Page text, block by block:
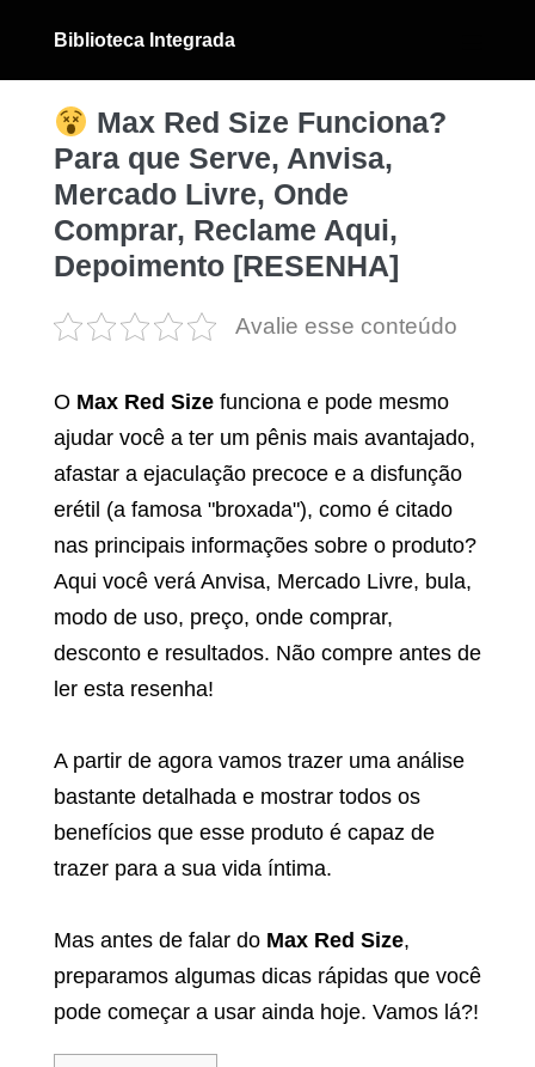
o
conteúdo
Biblioteca Integrada
menu
Max Red Size Funciona?
Para que Serve, Anvisa,
Mercado Livre, Onde
Comprar, Reclame Aqui,
Depoimento [RESENHA]
Avalie esse conteúdo
O Max Red Size funciona e pode mesmo
ajudar você a ter um pênis mais avantajado,
afastar a ejaculação precoce e a disfunção
erétil (a famosa "broxada"), como é citado
nas principais informações sobre o produto?
Aqui você verá Anvisa, Mercado Livre, bula,
modo de uso, preço, onde comprar,
desconto e resultados. Não compre antes de
ler esta resenha!
A partir de agora vamos trazer uma análise
bastante detalhada e mostrar todos os
benefícios que esse produto é capaz de
trazer para a sua vida íntima.
Mas antes de falar do Max Red Size,
preparamos algumas dicas rápidas que você
pode começar a usar ainda hoje. Vamos lá?!